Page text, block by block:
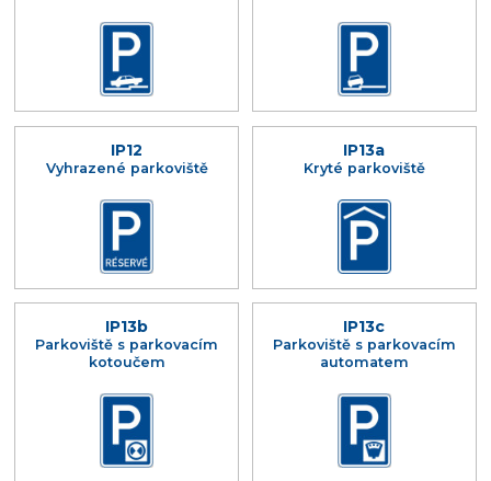
IP12
Vyhrazené parkoviště
IP13a
Kryté parkoviště
IP13b
Parkoviště s parkovacím
kotoučem
IP13c
Parkoviště s parkovacím
automatem